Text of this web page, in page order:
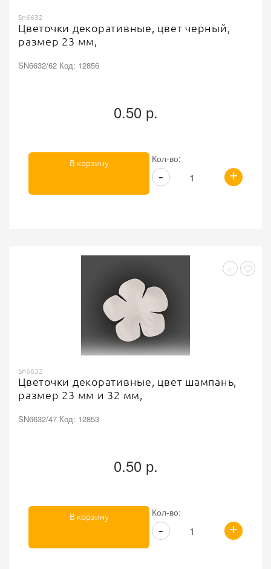
Sn6632
Цветочки декоративные, цвет черный,
размер 23 мм,
SN6632/62 Код: 12856
0.50 р.
Кол-во:
+
-
В корзину
Sn6632
Цветочки декоративные, цвет шампань,
размер 23 мм и 32 мм,
SN6632/47 Код: 12853
0.50 р.
Кол-во:
+
-
В корзину